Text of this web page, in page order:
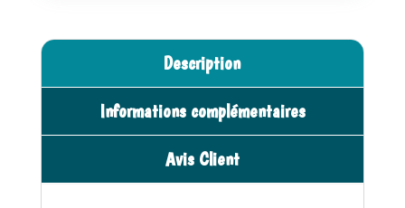
Description
Informations complémentaires
Avis Client